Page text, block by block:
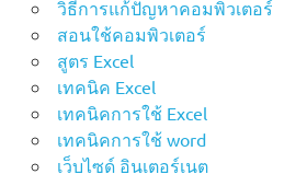
วิธีการแก้ปัญหาคอมพิวเตอร์
สอนใช้คอมพิวเตอร์
สูตร Excel
เทคนิค Excel
เทคนิคการใช้ Excel
เทคนิคการใช้ word
เว็บไซด์ อินเตอร์เนต